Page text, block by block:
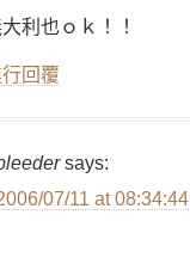
利也ｏｋ！！
回覆
says:
07/11 at 08:34:44